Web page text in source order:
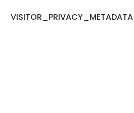
VISITOR_PRIVACY_METADATA